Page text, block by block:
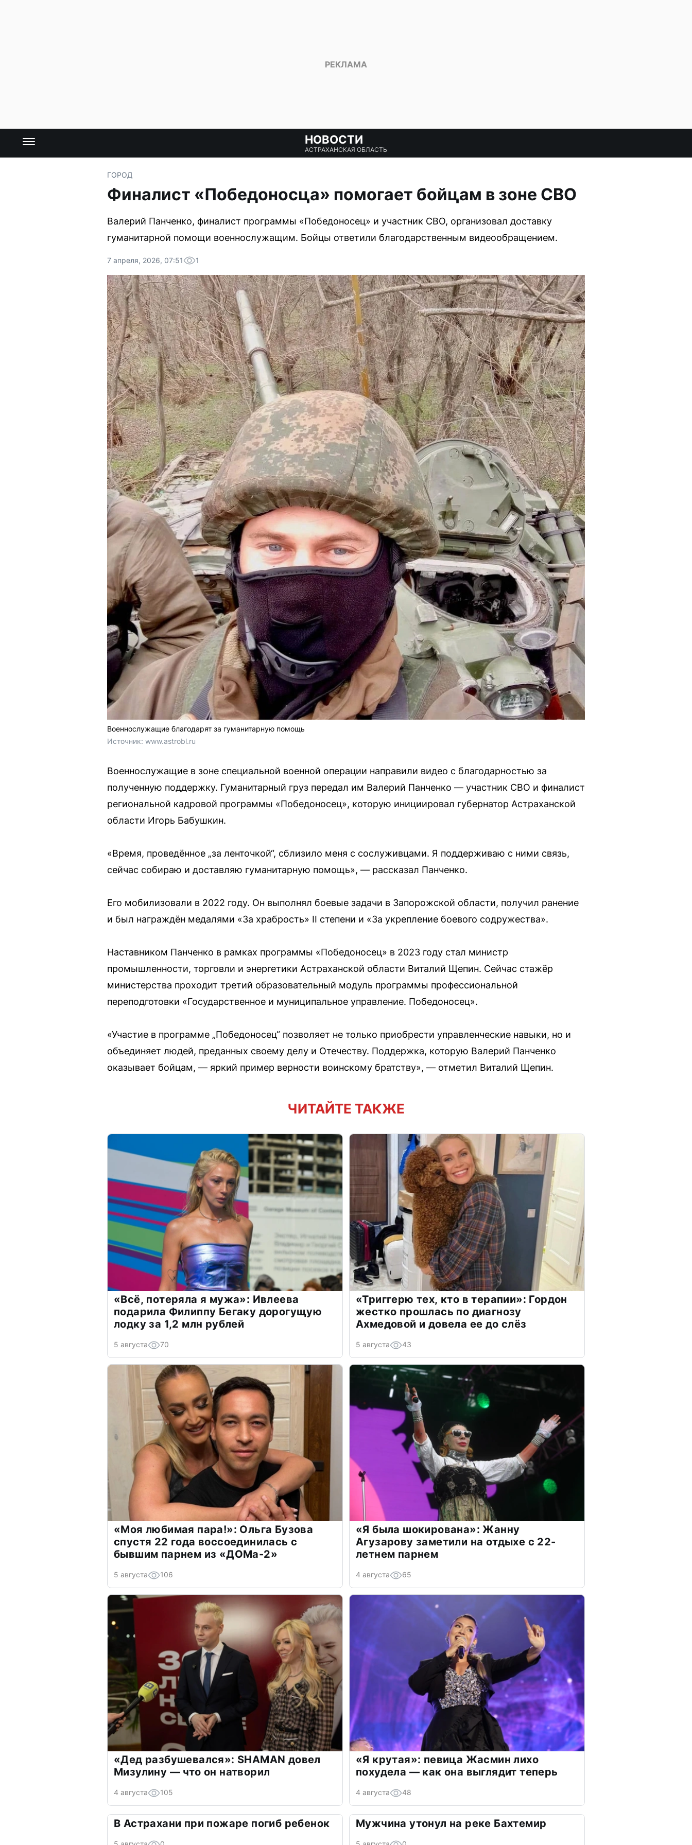
НОВОСТИ
АСТРАХАНСКАЯ ОБЛАСТЬ
ГОРОД
Финалист «Победоносца» помогает бойцам в зоне СВО
Валерий Панченко, финалист программы «Победоносец» и участник СВО, организовал доставку
гуманитарной помощи военнослужащим. Бойцы ответили благодарственным видеообращением.
7 апреля, 2026, 07:51 1
Военнослужащие благодарят за гуманитарную помощь
Источник: www.astrobl.ru
Военнослужащие в зоне специальной военной операции направили видео с благодарностью за
полученную поддержку. Гуманитарный груз передал им Валерий Панченко — участник СВО и финалист
региональной кадровой программы «Победоносец», которую инициировал губернатор Астраханской
области Игорь Бабушкин.
«Время, проведённое „за ленточкой“, сблизило меня с сослуживцами. Я поддерживаю с ними связь,
сейчас собираю и доставляю гуманитарную помощь», — рассказал Панченко.
Его мобилизовали в 2022 году. Он выполнял боевые задачи в Запорожской области, получил ранение
и был награждён медалями «За храбрость» II степени и «За укрепление боевого содружества».
Наставником Панченко в рамках программы «Победоносец» в 2023 году стал министр
промышленности, торговли и энергетики Астраханской области Виталий Щепин. Сейчас стажёр
министерства проходит третий образовательный модуль программы профессиональной
переподготовки «Государственное и муниципальное управление. Победоносец».
«Участие в программе „Победоносец“ позволяет не только приобрести управленческие навыки, но и
объединяет людей, преданных своему делу и Отечеству. Поддержка, которую Валерий Панченко
оказывает бойцам, — яркий пример верности воинскому братству», — отметил Виталий Щепин.
ЧИТАЙТЕ ТАКЖЕ
«Всё, потеряла я мужа»: Ивлеева
подарила Филиппу Бегаку дорогущую
лодку за 1,2 млн рублей
5 августа 70
«Триггерю тех, кто в терапии»: Гордон
жестко прошлась по диагнозу
Ахмедовой и довела ее до слёз
5 августа 43
«Моя любимая пара!»: Ольга Бузова
спустя 22 года воссоединилась с
бывшим парнем из «ДОМа-2»
5 августа 106
«Я была шокирована»: Жанну
Агузарову заметили на отдыхе с 22-
летнем парнем
4 августа 65
«Дед разбушевался»: SHAMAN довел
Мизулину — что он натворил
4 августа 105
«Я крутая»: певица Жасмин лихо
похудела — как она выглядит теперь
4 августа 48
В Астрахани при пожаре погиб ребенок Мужчина утонул на реке Бахтемир